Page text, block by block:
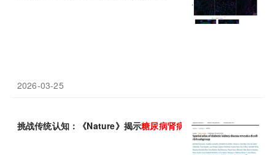
2026-03-25
挑战传统认知：《Nature》揭示糖尿病肾病 中B细胞形成三级淋